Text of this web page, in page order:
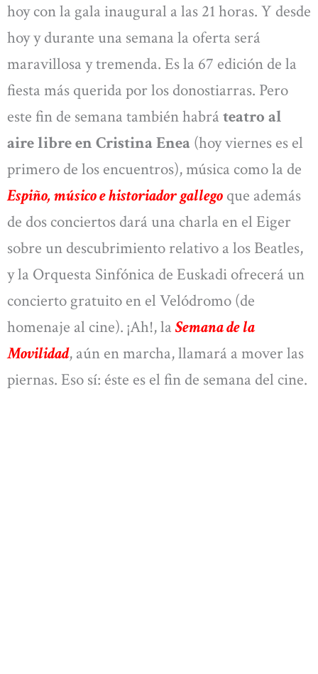
hoy con la gala inaugural a las 21 horas. Y desde
hoy y durante una semana la oferta será
maravillosa y tremenda. Es la 67 edición de la
fiesta más querida por los donostiarras. Pero
este fin de semana también habrá teatro al
aire libre en Cristina Enea (hoy viernes es el
primero de los encuentros), música como la de
Espiño, músico e historiador gallego que además
de dos conciertos dará una charla en el Eiger
sobre un descubrimiento relativo a los Beatles,
y la Orquesta Sinfónica de Euskadi ofrecerá un
concierto gratuito en el Velódromo (de
homenaje al cine). ¡Ah!, la Semana de la
Movilidad, aún en marcha, llamará a mover las
piernas. Eso sí: éste es el fin de semana del cine.